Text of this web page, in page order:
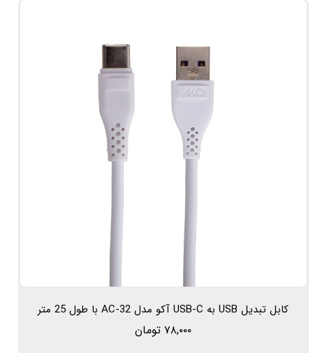
کابل تبدیل USB به USB-C آکو مدل AC-32 با طول 25 متر
۷۸,۰۰۰ تومان